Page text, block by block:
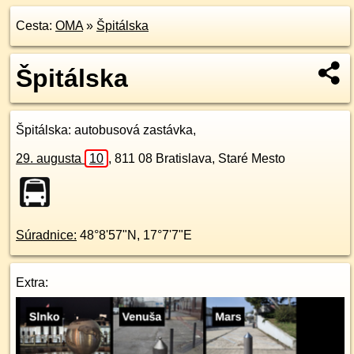
Cesta: OMA» Špitálska
Špitálska
Špitálska: autobusová zastávka,
29. augusta 10 , 811 08 Bratislava, Staré Mesto
Súradnice: 48°8'57"N , 17°7'7"E
Extra: